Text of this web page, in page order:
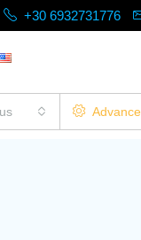
+30 6932731776